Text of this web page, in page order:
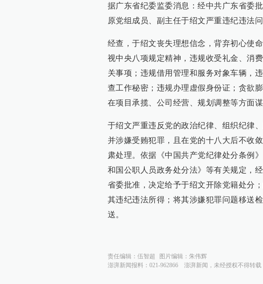
据广东省纪委监委消息：经中共广东省委
原党组成员、副主任于绍文严重违纪违法
经查，于绍文丧失理想信念，背弃初心使
视中央八项规定精神，违规收受礼金、消
关事项；违规借用管理和服务对象车辆，
查工作秘密；违规办理虚假身份证；贪欲
在项目承揽、公司经营、规划调整等方面
于绍文严重违反党的政治纪律、组织纪律
并涉嫌受贿犯罪，且在党的十八大后不收
肃处理。依据《中国共产党纪律处分条例
和国公职人员政务处分法》等有关规定，
省委批准，决定给予于绍文开除党籍处分
其违纪违法所得；将其涉嫌犯罪问题移送
送。
责任编辑： 伍智超 图片编辑： 朱伟辉
澎湃新闻报料：021-962866
澎湃新闻，未经授权不得转载